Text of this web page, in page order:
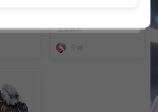
坐骑展示